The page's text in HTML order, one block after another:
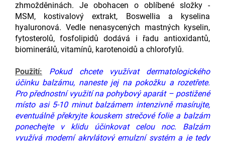
zhmožděninách. Je obohacen o oblíbené složky -
MSM, kostivalový extrakt, Boswellia a kyselina
hyaluronová. Vedle nenasycených mastných kyselin,
fytosterolů, fosfolipidů dodává i řadu antioxidantů,
biominerálů, vitamínů, karotenoidů a chlorofylů.
Použití:
Pokud chcete využívat dermatologického
účinku balzámu, naneste jej na pokožku a rozetřete.
Pro přednostní využití na pohybový aparát – postižené
místo asi 5-10 minut balzámem intenzivně masírujte,
eventuálně překryjte kouskem strečové folie a balzám
ponechejte v klidu účinkovat celou noc. Balzám
využívá moderní akrylátový emulzní systém a je tedy